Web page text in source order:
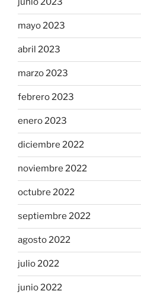
mayo 2023
abril 2023
marzo 2023
febrero 2023
enero 2023
diciembre 2022
noviembre 2022
octubre 2022
septiembre 2022
agosto 2022
julio 2022
junio 2022